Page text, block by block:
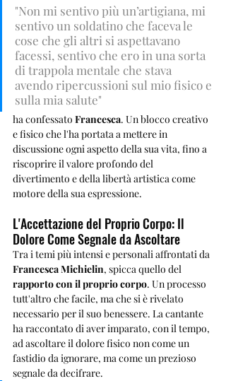
"Non mi sentivo più un’artigiana, mi
sentivo un soldatino che faceva le
cose che gli altri si aspettavano
facessi, sentivo che ero in una sorta
di trappola mentale che stava
avendo ripercussioni sul mio fisico e
sulla mia salute"
ha confessato Francesca. Un blocco creativo
e fisico che l'ha portata a mettere in
discussione ogni aspetto della sua vita, fino a
riscoprire il valore profondo del
divertimento e della libertà artistica come
motore della sua espressione.
L'Accettazione del Proprio Corpo: Il
Dolore Come Segnale da Ascoltare
Tra i temi più intensi e personali affrontati da
Francesca Michielin, spicca quello del
rapporto con il proprio corpo. Un processo
tutt'altro che facile, ma che si è rivelato
necessario per il suo benessere. La cantante
ha raccontato di aver imparato, con il tempo,
ad ascoltare il dolore fisico non come un
fastidio da ignorare, ma come un prezioso
segnale da decifrare.